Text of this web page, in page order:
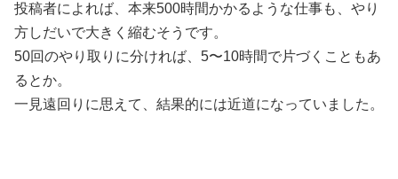
投稿者によれば、本来500時間かかるような仕事も、やり
方しだいで大きく縮むそうです。
50回のやり取りに分ければ、5〜10時間で片づくこともあ
るとか。
一見遠回りに思えて、結果的には近道になっていました。